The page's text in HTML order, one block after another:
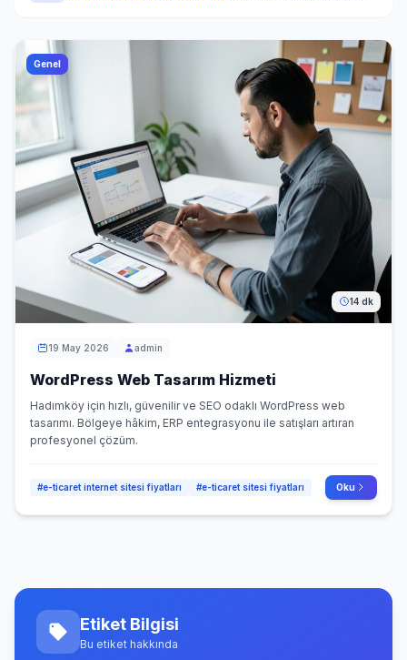
Genel
14 dk
19 May 2026 admin
WordPress Web Tasarım Hizmeti
Hadımköy için hızlı, güvenilir ve SEO odaklı WordPress web
tasarımı. Bölgeye hâkim, ERP entegrasyonu ile satışları artıran
profesyonel çözüm.
#e-ticaret internet sitesi fiyatları #e-ticaret sitesi fiyatları Oku
Etiket Bilgisi
Bu etiket hakkında